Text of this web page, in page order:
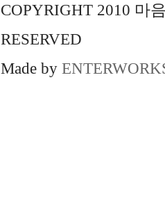
COPYRIGHT 2010 마
RESERVED
Made by